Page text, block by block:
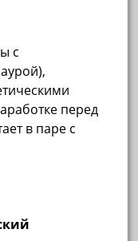
с
перед
в паре с